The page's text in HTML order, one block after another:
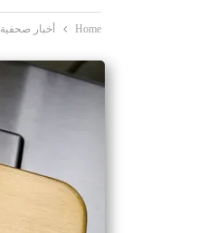
Home أخبار صحفية